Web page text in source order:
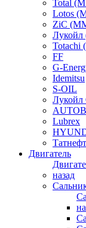
Total
Lotos
ZiC
Totachi
FF
G-
Idemitsu
S-OIL
Лукойл
Lubrex
Двигатель
назад